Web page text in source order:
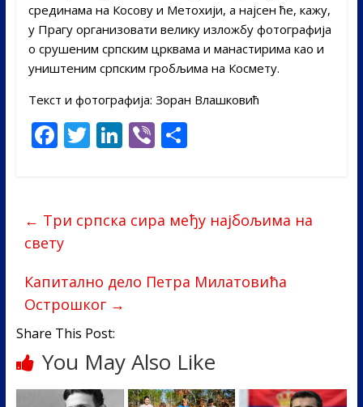
срединама на Косову и Метохији, а најсен ће, кажу,
у Прагу организовати велику изложбу фотографија
о срушеним српским црквама и манастирима као и
уништеним српским гробљима на Космету.
Текст и фотографија: Зоран Влашковић
F
ac
b
o
o
k
T
w
er
Li
n
e
dI
Vi
b
S
e
← Три српска сира међу најбољима на
свету
Капитално дело Петра Милатовића
Острошког →
Share This Post:
You May Also Like